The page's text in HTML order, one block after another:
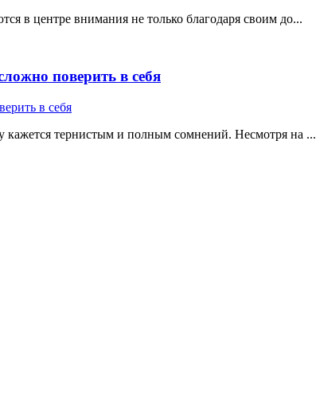
в центре внимания не только благодаря своим до...
поверить в себя
тернистым и полным сомнений. Несмотря на ...